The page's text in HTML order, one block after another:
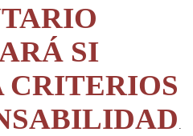
SI
CRITERIOS